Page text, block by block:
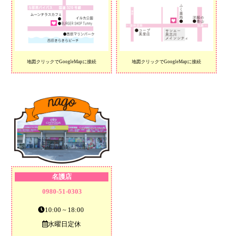
地図クリックでGoogleMapに接続 地図クリックでGoogleMapに接続
名護店
0980-51-0303
10:00 ~ 18:00
水曜日定休